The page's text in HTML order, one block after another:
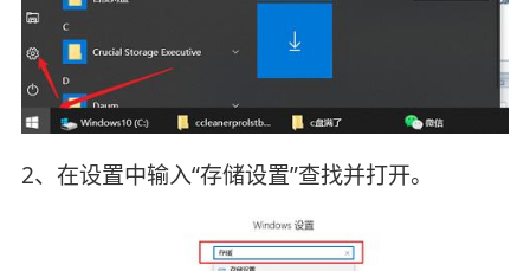
2、在设置中输入“存储设置”查找并打开。